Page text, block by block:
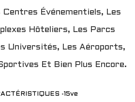
Centres Événementiels, Les
Hôteliers, Les Parcs
Universités, Les Aéroports,
Et Bien Plus Encore.